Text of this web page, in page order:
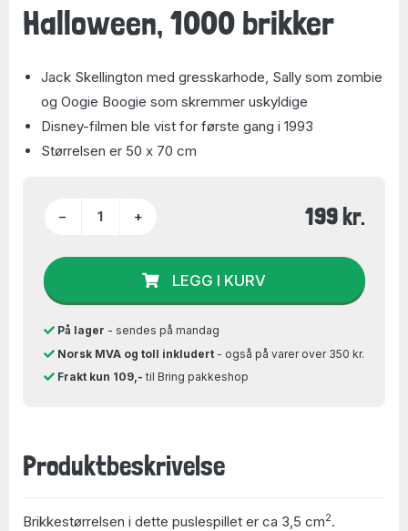
Halloween, 1000 brikker
Jack Skellington med gresskarhode, Sally som zombie
og Oogie Boogie som skremmer uskyldige
Disney-filmen ble vist for første gang i 1993
Størrelsen er 50 x 70 cm
− + 199 kr.
LEGG I KURV
På lager - sendes på mandag
Norsk MVA og toll inkludert- også på varer over 350 kr.
Frakt kun 109,- til Bring pakkeshop
Produktbeskrivelse
Brikkestørrelsen i dette puslespillet er ca 3,5 cm2.